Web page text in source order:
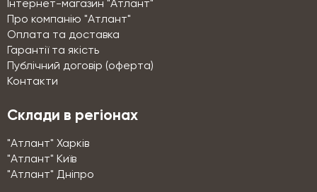
Інтернет-магазин "Атлант"
Про компанію "Атлант"
Оплата та доставка
Гарантії та якість
Публічний договір (оферта)
Контакти
Склади в регіонах
"Атлант" Харків
"Атлант" Київ
"Атлант" Дніпро